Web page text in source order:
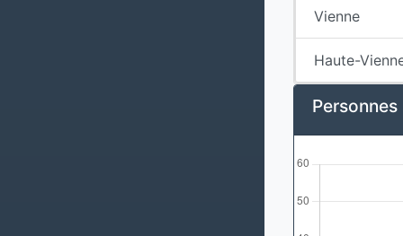
Vienne
Haute-
Personnes